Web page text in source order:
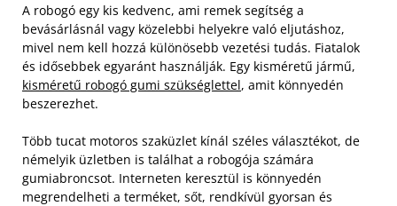
A robogó egy kis kedvenc, ami remek segítség a
bevásárlásnál vagy közelebbi helyekre való eljutáshoz,
mivel nem kell hozzá különösebb vezetési tudás. Fiatalok
és idősebbek egyaránt használják. Egy kisméretű jármű,
kisméretű robogó gumi szükséglettel, amit könnyedén
beszerezhet.
Több tucat motoros szaküzlet kínál széles választékot, de
némelyik üzletben is találhat a robogója számára
gumiabroncsot. Interneten keresztül is könnyedén
megrendelheti a terméket, sőt, rendkívül gyorsan és